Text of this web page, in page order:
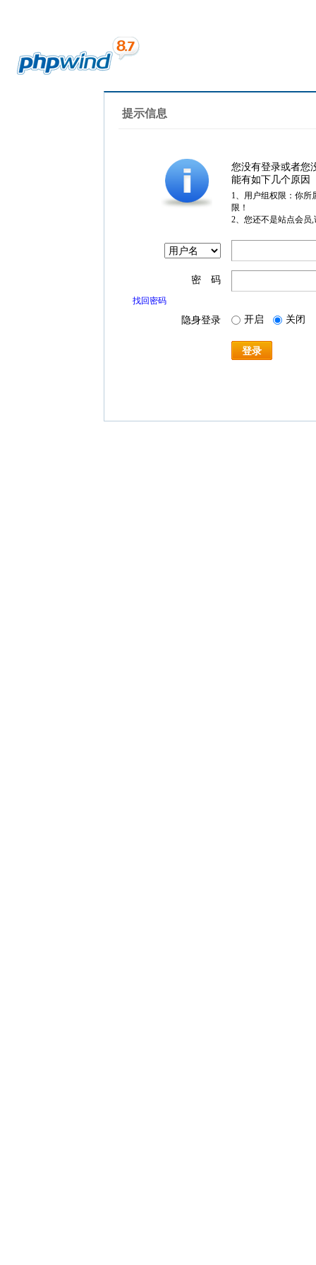
提示信息
您没有登录或者您
能有如下几个原因
1、用户组权限：你所
限！
2、您还不是站点会员
密 码
找回密码
隐身登录 开启 关闭
登录